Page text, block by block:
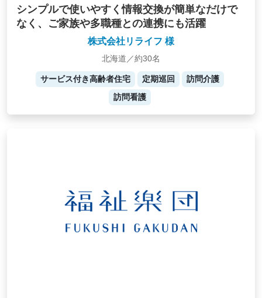
シンプルで使いやすく情報交換が簡単なだけで
なく、ご家族や多職種との連携にも活躍
株式会社リライフ 様
北海道／約30名
サービス付き高齢者住宅 定期巡回
訪問介護
訪問看護